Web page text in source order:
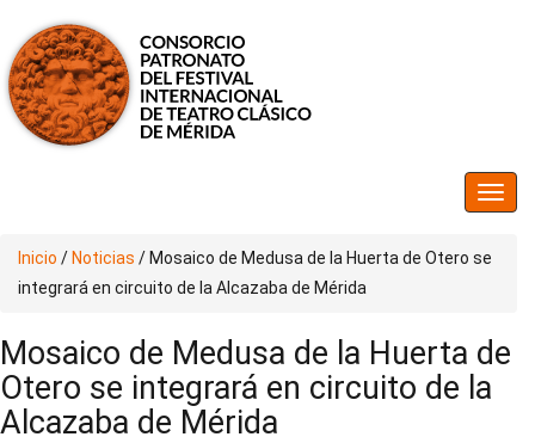
Inicio / Noticias / Mosaico de Medusa de la Huerta de Otero se
integrará en circuito de la Alcazaba de Mérida
Mosaico de Medusa de la Huerta de
Otero se integrará en circuito de la
Alcazaba de Mérida